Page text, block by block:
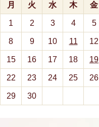
月 火 水 木 金
1 2 3 4 5
8 9 10 11 12
15 16 17 18 19
22 23 24 25 26
29 30